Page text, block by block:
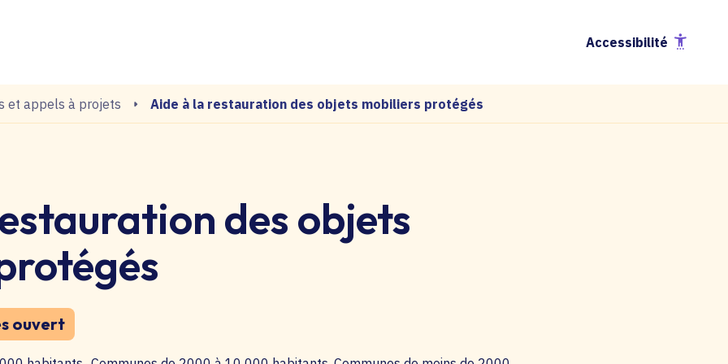
Accessibilité
et appels à projets Aide à la restauration des objets mobiliers protégés
des objets
ouvert
2 Qui peut en bénéficier ?